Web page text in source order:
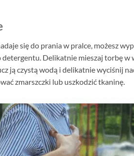
się do prania w pralce, możesz
Delikatnie mieszaj torbę w
ją czystą wodą i delikatnie wyciśnij
zmarszczki lub uszkodzić tkaninę.